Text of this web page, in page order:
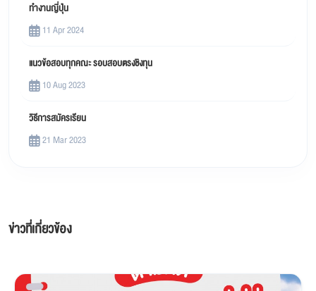
ทำงานญี่ปุ่น
11 Apr 2024
แนวข้อสอบทุกคณะ รอบสอบตรงชิงทุน
10 Aug 2023
วิธีการสมัครเรียน
21 Mar 2023
ข่าวที่เกี่ยวข้อง